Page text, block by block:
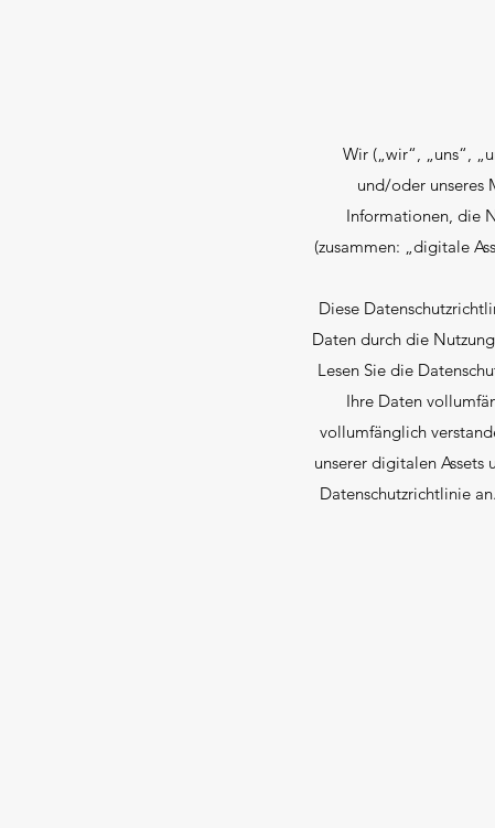
Wir („wir“, „uns“,
und/oder unseres
Informationen, die
(zusammen: „digitale
Diese
Daten durch die
Lesen Sie die
Ihre Daten
vollumfänglich
unserer digitalen
Datenschutzrichtlinie